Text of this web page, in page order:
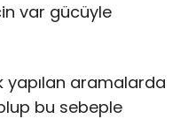
var gücüyle
yapılan aramalarda
bu sebeple